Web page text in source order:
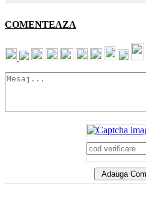
COMENTEAZA
Adauga